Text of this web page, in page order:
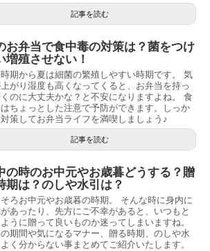
記事を読む
お弁当で食中毒の対策は？菌をつけ
増殖させない！
期から夏は細菌の繁殖しやすい時期です。 気
がり湿度も高くなってくると、お弁当を持っ
のに大丈夫かな？と不安になりますよね。 食
ちょっとした注意で予防ができます。しっか
対策してお弁当ライフを満喫しましょう♪
記事を読む
の時のお中元やお歳暮どうする？贈
期は？のしや水引は？
ろお中元やお歳暮の時期。 そんな時に身内に
あったり、先方にご不幸があると、いつもと
うに贈って良いものか迷ってしまいますね。
期間や気になるマナー、贈る時期、のしや水
く分からない事まとめてご紹介いたします。